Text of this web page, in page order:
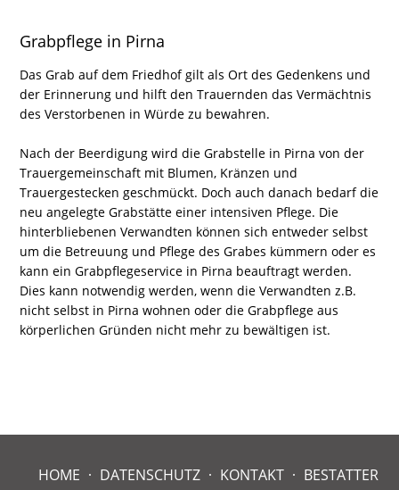
Grabpflege in Pirna
Das Grab auf dem Friedhof gilt als Ort des Gedenkens und
der Erinnerung und hilft den Trauernden das Vermächtnis
des Verstorbenen in Würde zu bewahren.
Nach der Beerdigung wird die Grabstelle in Pirna von der
Trauergemeinschaft mit Blumen, Kränzen und
Trauergestecken geschmückt. Doch auch danach bedarf die
neu angelegte Grabstätte einer intensiven Pflege. Die
hinterbliebenen Verwandten können sich entweder selbst
um die Betreuung und Pflege des Grabes kümmern oder es
kann ein Grabpflegeservice in Pirna beauftragt werden.
Dies kann notwendig werden, wenn die Verwandten z.B.
nicht selbst in Pirna wohnen oder die Grabpflege aus
körperlichen Gründen nicht mehr zu bewältigen ist.
HOME DATENSCHUTZ KONTAKT
BESTATTER